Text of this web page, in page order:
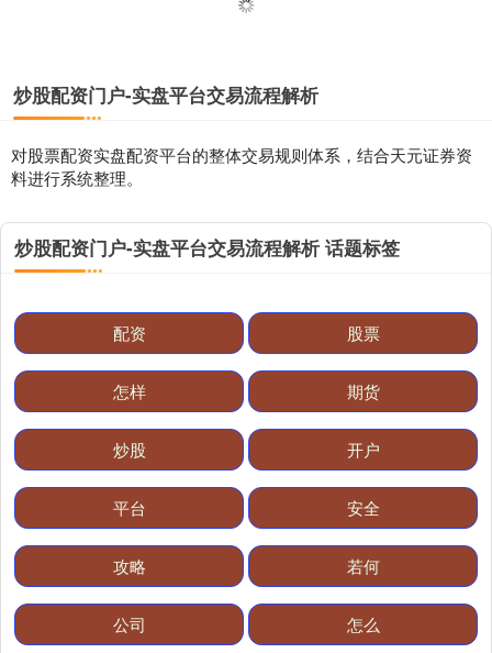
炒股配资门户-实盘平台交易流程解析
对股票配资实盘配资平台的整体交易规则体系，结合天元证券资
料进行系统整理。
炒股配资门户-实盘平台交易流程解析 话题标签
配资 股票
怎样 期货
炒股 开户
平台 安全
攻略 若何
公司 怎么